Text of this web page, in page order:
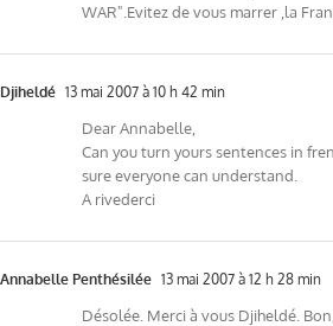
WAR".Evitez de vous marrer ,la
Djiheldé 13 mai 2007 à 10 h 42 min
Dear Annabelle,
Can you turn yours sentences in
sure everyone can understand.
A rivederci
Annabelle Penthésilée 13 mai 2007 à 12 h 28 min
Désolée. Merci à vous Djiheldé.